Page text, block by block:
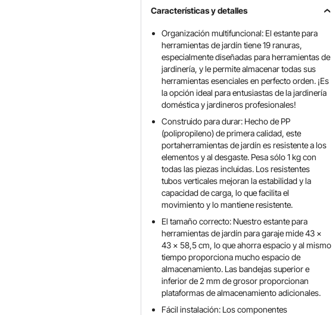
Características y detalles
Organización multifuncional: El estante para
herramientas de jardín tiene 19 ranuras,
especialmente diseñadas para herramientas de
jardinería, y le permite almacenar todas sus
herramientas esenciales en perfecto orden. ¡Es
la opción ideal para entusiastas de la jardinería
doméstica y jardineros profesionales!
Construido para durar: Hecho de PP
(polipropileno) de primera calidad, este
portaherramientas de jardín es resistente a los
elementos y al desgaste. Pesa sólo 1 kg con
todas las piezas incluidas. Los resistentes
tubos verticales mejoran la estabilidad y la
capacidad de carga, lo que facilita el
movimiento y lo mantiene resistente.
El tamaño correcto: Nuestro estante para
herramientas de jardín para garaje mide 43 x
43 x 58,5 cm, lo que ahorra espacio y al mismo
tiempo proporciona mucho espacio de
almacenamiento. Las bandejas superior e
inferior de 2 mm de grosor proporcionan
plataformas de almacenamiento adicionales.
Fácil instalación: Los componentes